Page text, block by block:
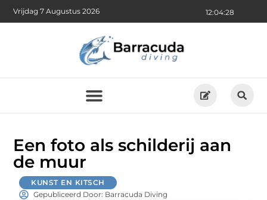
12:04:28
Vrijdag 7 Augustus 2026
Een foto als schilderij aan
de muur
KUNST EN KITSCH
Gepubliceerd Door: Barracuda Diving